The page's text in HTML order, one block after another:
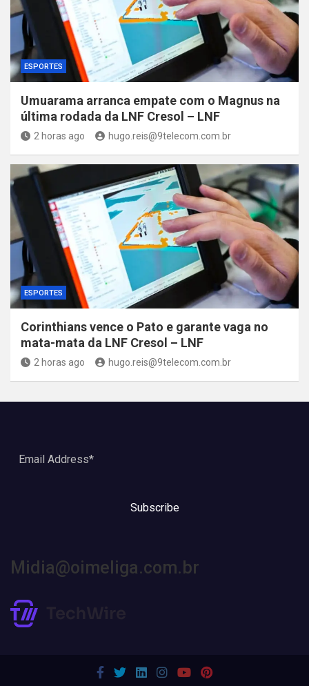
ESPORTES
Umuarama arranca empate com o Magnus na
última rodada da LNF Cresol – LNF
2 horas ago hugo.reis@9telecom.com.br
ESPORTES
Corinthians vence o Pato e garante vaga no
mata-mata da LNF Cresol – LNF
2 horas ago hugo.reis@9telecom.com.br
Subscribe
Midia@oimeliga.com.br